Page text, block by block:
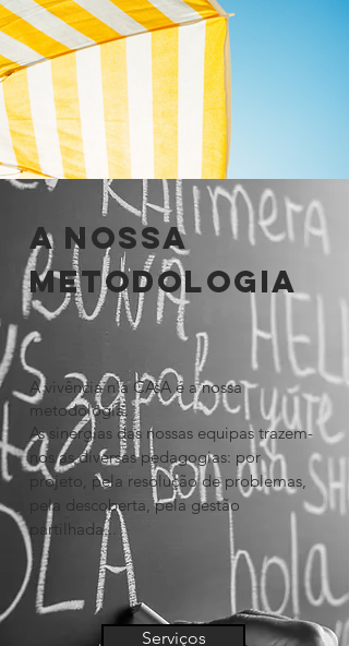
A NOSSA
METODOLOGIA
A vivência n'a CAsA é a nossa
metodologia.
As sinergias das nossas equipas trazem-
nos as diversas pedagogias: por
projeto, pela resolução de problemas,
pela descoberta, pela gestão
partilhada...
Serviços